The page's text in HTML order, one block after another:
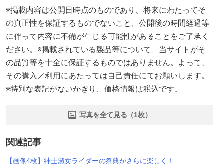
※掲載内容は公開日時点のものであり、将来にわたってそ
の真正性を保証するものでないこと、公開後の時間経過等
に伴って内容に不備が生じる可能性があることをご了承く
ださい。※掲載されている製品等について、当サイトがそ
の品質等を十全に保証するものではありません。よって、
その購入／利用にあたっては自己責任にてお願いします。
※特別な表記がないかぎり、価格情報は税込です。
写真を全て見る（1枚）
関連記事
【画像4枚】紳士淑女ライダーの祭典がさらに楽しく！